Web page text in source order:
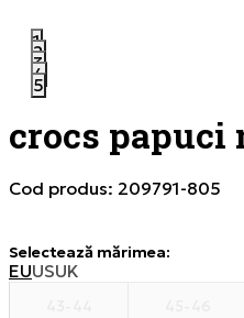
1
2
3
4
5
crocs papuci
Cod produs: 209791-805
Selectează mărimea:
EUUSUK